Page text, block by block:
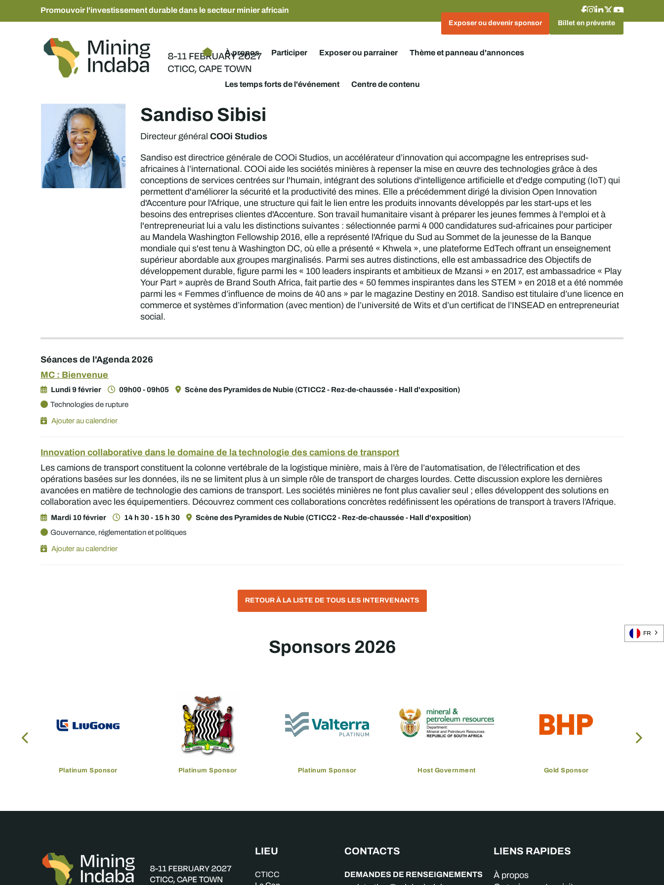
Promouvoir l'investissement durable dans le secteur minier africain
Exposer ou devenir sponsor Billet en prévente
À propos Participer Exposer ou parrainer Thème et panneau d'annonces
Les temps forts de l'événement Centre de contenu
Sandiso Sibisi
Directeur généralCOOi Studios
Sandiso est directrice générale de COOi Studios, un accélérateur d’innovation qui accompagne les entreprises sud-
africaines à l’international. COOi aide les sociétés minières à repenser la mise en œuvre des technologies grâce à des
conceptions de services centrées sur l'humain, intégrant des solutions d'intelligence artificielle et d'edge computing (IoT) qui
permettent d'améliorer la sécurité et la productivité des mines. Elle a précédemment dirigé la division Open Innovation
d'Accenture pour l'Afrique, une structure qui fait le lien entre les produits innovants développés par les start-ups et les
besoins des entreprises clientes d'Accenture. Son travail humanitaire visant à préparer les jeunes femmes à l'emploi et à
l'entrepreneuriat lui a valu les distinctions suivantes : sélectionnée parmi 4 000 candidatures sud-africaines pour participer
au Mandela Washington Fellowship 2016, elle a représenté l'Afrique du Sud au Sommet de la jeunesse de la Banque
mondiale qui s'est tenu à Washington DC, où elle a présenté « Khwela », une plateforme EdTech offrant un enseignement
supérieur abordable aux groupes marginalisés. Parmi ses autres distinctions, elle est ambassadrice des Objectifs de
développement durable, figure parmi les « 100 leaders inspirants et ambitieux de Mzansi » en 2017, est ambassadrice « Play
Your Part » auprès de Brand South Africa, fait partie des « 50 femmes inspirantes dans les STEM » en 2018 et a été nommée
parmi les « Femmes d’influence de moins de 40 ans » par le magazine Destiny en 2018. Sandiso est titulaire d’une licence en
commerce et systèmes d’information (avec mention) de l’université de Wits et d’un certificat de l’INSEAD en entrepreneuriat
social.
Séances de l'Agenda 2026
MC : Bienvenue
Lundi 9 février 09h00 - 09h05
Scène des Pyramides de Nubie (CTICC2 - Rez-de-chaussée - Hall d'exposition)
Technologies de rupture
Ajouter au calendrier
Innovation collaborative dans le domaine de la technologie des camions de transport
Les camions de transport constituent la colonne vertébrale de la logistique minière, mais à l’ère de l’automatisation, de l’électrification et des
opérations basées sur les données, ils ne se limitent plus à un simple rôle de transport de charges lourdes. Cette discussion explore les dernières
avancées en matière de technologie des camions de transport. Les sociétés minières ne font plus cavalier seul ; elles développent des solutions en
collaboration avec les équipementiers. Découvrez comment ces collaborations concrètes redéfinissent les opérations de transport à travers l’Afrique.
Mardi 10 février 14 h 30 - 15 h 30
Scène des Pyramides de Nubie (CTICC2 - Rez-de-chaussée - Hall d'exposition)
Gouvernance, réglementation et politiques
Ajouter au calendrier
RETOUR À LA LISTE DE TOUS LES INTERVENANTS
Sponsors 2026
Platinum Sponsor Platinum Sponsor Platinum Sponsor Host Government Gold Sponsor
LIEU
CTICC
CONTACTS
DEMANDES DE RENSEIGNEMENTS
LIENS RAPIDES
À propos
FR